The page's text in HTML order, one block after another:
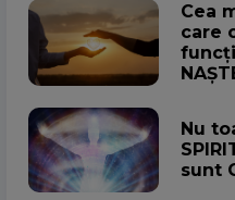
Cea
care
Nu
sunt